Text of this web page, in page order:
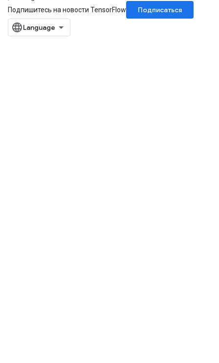
Подпишитесь на новости TensorFlow
Подписаться